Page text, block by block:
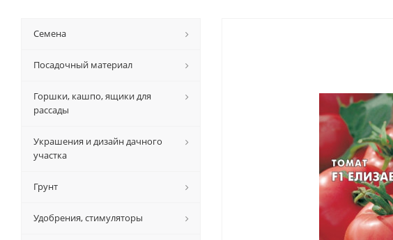
Семена
Посадочный материал
Горшки, кашпо, ящики для
рассады
Украшения и дизайн дачного
участка
Грунт
Удобрения, стимуляторы